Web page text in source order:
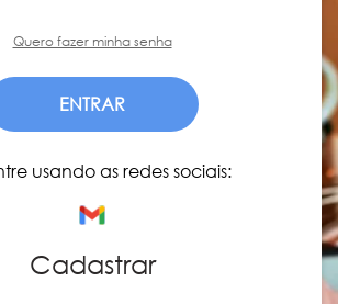
Quero fazer minha senha
ENTRAR
usando as redes sociais:
Cadastrar